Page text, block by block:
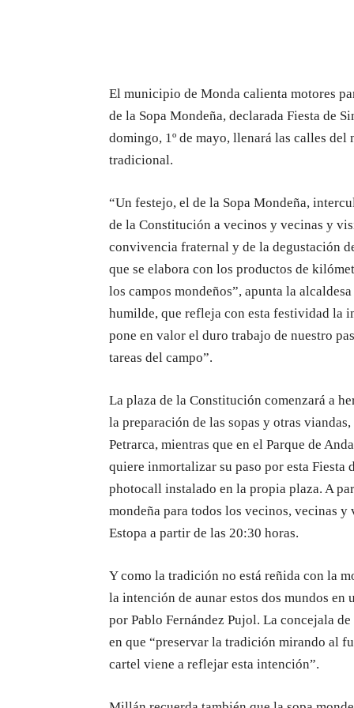
El municipio de Monda calienta motores
de la Sopa Mondeña, declarada Fiesta de
domingo, 1º de mayo, llenará las calles
tradicional.
“Un festejo, el de la Sopa Mondeña,
de la Constitución a vecinos y vecinas y
convivencia fraternal y de la degustación
que se elabora con los productos de
los campos mondeños”, apunta la
humilde, que refleja con esta festividad la
pone en valor el duro trabajo de nuestro
tareas del campo”.
La plaza de la Constitución comenzará a
la preparación de las sopas y otras
Petrarca, mientras que en el Parque de
quiere inmortalizar su paso por esta
photocall instalado en la propia plaza. A
mondeña para todos los vecinos, vecinas
Estopa a partir de las 20:30 horas.
Y como la tradición no está reñida con la
la intención de aunar estos dos mundos en
por Pablo Fernández Pujol. La concejala
en que “preservar la tradición mirando al
cartel viene a reflejar esta intención”.